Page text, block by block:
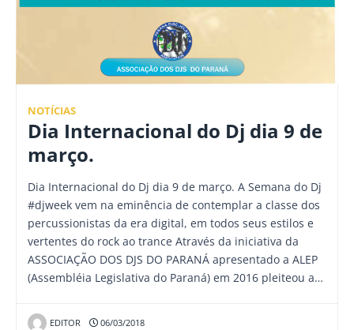
NOTÍCIAS
Dia Internacional do Dj dia 9 de
março.
Dia Internacional do Dj dia 9 de março. A Semana do Dj
#djweek vem na eminência de contemplar a classe dos
percussionistas da era digital, em todos seus estilos e
vertentes do rock ao trance Através da iniciativa da
ASSOCIAÇÃO DOS DJS DO PARANÁ apresentado a ALEP
(Assembléia Legislativa do Paraná) em 2016 pleiteou a…
EDITOR 06/03/2018